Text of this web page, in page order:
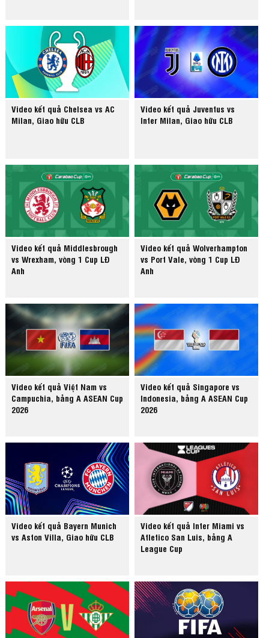
Video kết quả Chelsea vs AC
Milan, Giao hữu CLB
Video kết quả Juventus vs
Inter Milan, Giao hữu CLB
Video kết quả Middlesbrough
vs Wrexham, vòng 1 Cup LĐ
Anh
Video kết quả Wolverhampton
vs Port Vale, vòng 1 Cup LĐ
Anh
Video kết quả Việt Nam vs
Campuchia, bảng A ASEAN Cup
2026
Video kết quả Singapore vs
Indonesia, bảng A ASEAN Cup
2026
Video kết quả Bayern Munich
vs Aston Villa, Giao hữu CLB
Video kết quả Inter Miami vs
Atletico San Luis, bảng A
League Cup